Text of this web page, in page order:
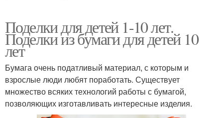
Поделки для детей 1-10 лет.
Поделки из бумаги для детей 10
лет
Бумага очень податливый материал, с которым и
взрослые люди любят поработать. Существует
множество всяких технологий работы с бумагой,
позволяющих изготавливать интересные изделия.